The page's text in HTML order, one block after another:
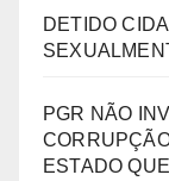
DETIDO
PGR NÃO
ESTADO